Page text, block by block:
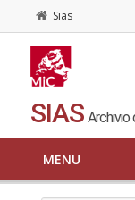
Sias
SIAS Archivio
MENU